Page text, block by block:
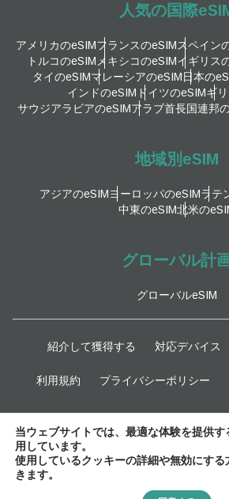
人気の国際
アメリカのeSIMフランスのeSIMスペイン
トルコのeSIM メキシコのeSIMイギリス
タイのeSIMマレーシアのeSIM日本の
インドのeSIM ドイツのeSIMギ
サウジアラビアのeSIMアラブ首長国連邦
地域別eSIM
アジアのeSIMヨーロッパのeSIMラテ
中東のeSIM北米の
グローバル計
グローバルeSIM
紹介して獲得する 対応デバイス
利用規約 プライバシーポリシー
当ウェブサイトでは、最適な体験を提供
用しています。
使用しているクッキーの詳細や無効にする
きます。